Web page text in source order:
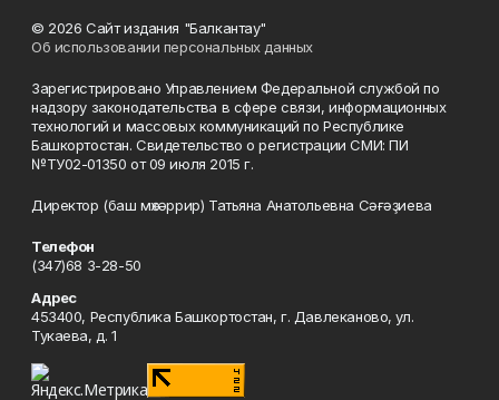
© 2026 Сайт издания "Балкантау"
Об использовании персональных данных
Зарегистрировано Управлением Федеральной службой по
надзору законодательства в сфере связи, информационных
технологий и массовых коммуникаций по Республике
Башкортостан. Свидетельство о регистрации СМИ: ПИ
№ТУ02-01350 от 09 июля 2015 г.
Директор (баш мөхәррир) Татьяна Анатольевна Сәғәҙиева
Телефон
(347)68 3-28-50
Адрес
453400, Республика Башкортостан, г. Давлеканово, ул.
Тукаева, д. 1